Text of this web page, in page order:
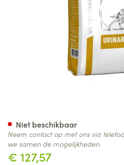
€ 127,57
Niet beschikbaar
Neem contact op met ons via
we samen de mogelijkheden.